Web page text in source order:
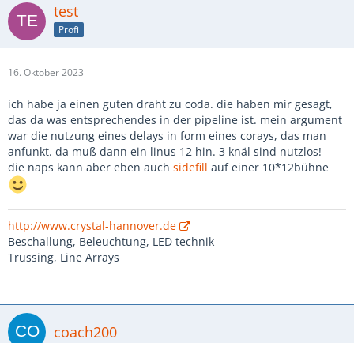
test
Profi
16. Oktober 2023
ich habe ja einen guten draht zu coda. die haben mir gesagt,
das da was entsprechendes in der pipeline ist. mein argument
war die nutzung eines delays in form eines corays, das man
anfunkt. da muß dann ein linus 12 hin. 3 knäl sind nutzlos!
die naps kann aber eben auch sidefill auf einer 10*12bühne
http://www.crystal-hannover.de
Beschallung, Beleuchtung, LED technik
Trussing, Line Arrays
coach200